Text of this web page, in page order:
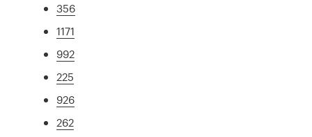
356
1171
992
225
926
262